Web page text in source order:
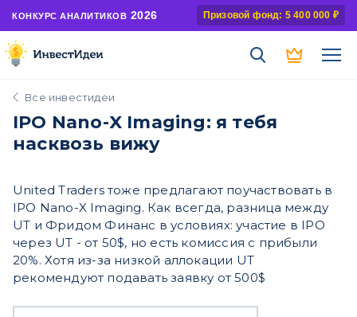
КОНКУРС АНАЛИТИКОВ 2026 Призовой фонд: 5 400 000 ₽
Все инвестидеи
IPO Nano-X Imaging: я тебя
насквозь вижу
United Traders тоже предлагают поучаствовать в
IPO Nano-X Imaging. Как всегда, разница между
UT и Фридом Финанс в условиях: участие в IPO
через UT - от 50$, но есть комиссия с прибыли
20%. Хотя из-за низкой аллокации UT
рекомендуют подавать заявку от 500$